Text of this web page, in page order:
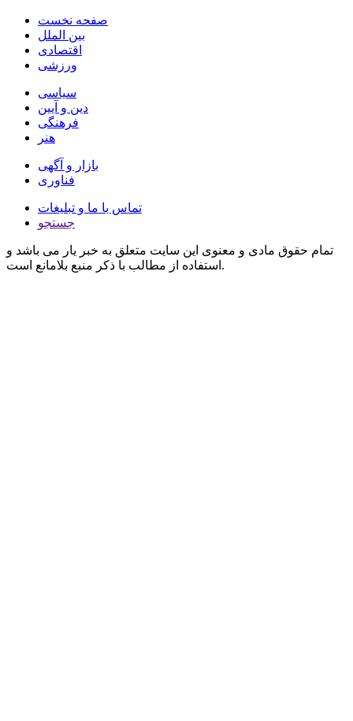
صفحه نخست
بین الملل
اقتصادی
ورزشی
سیاسی
دین و آیین
فرهنگی
هنر
بازار و آگهی
فناوری
تماس با ما و تبلیغات
جستجو
تمام حقوق مادی و معنوی این سایت متعلق به خبر یار می باشد و
استفاده از مطالب با ذکر منبع بلامانع است.